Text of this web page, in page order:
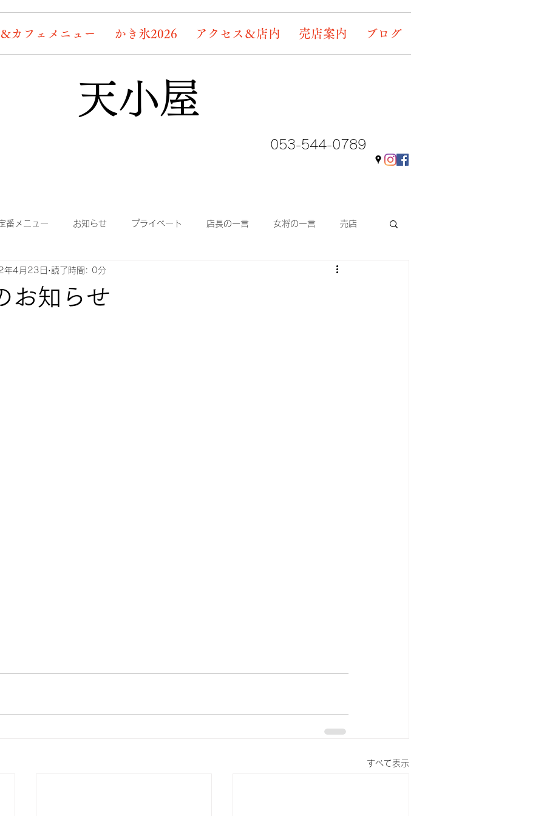
カフェメニュー かき氷2026 アクセス＆店内 売店案内 ブログ
天小屋
053-544-0789
番メニュー お知らせ プライベート 店長の一言 女将の一言 売店
まかない 蛍情報 ギャラリー&イベント
お知らせ
4月23日 読了時間: 0分
すべて表示